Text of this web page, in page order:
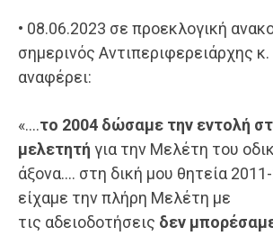
• 08.06.2023 σε προεκλογική
σημερινός Αντιπεριφερειάρχης
αναφέρει:
«….το 2004 δώσαμε την εντολή
μελετητή για την Μελέτη του
άξονα…. στη δική μου θητεία
είχαμε την πλήρη Μελέτη με
τις αδειοδοτήσεις δεν